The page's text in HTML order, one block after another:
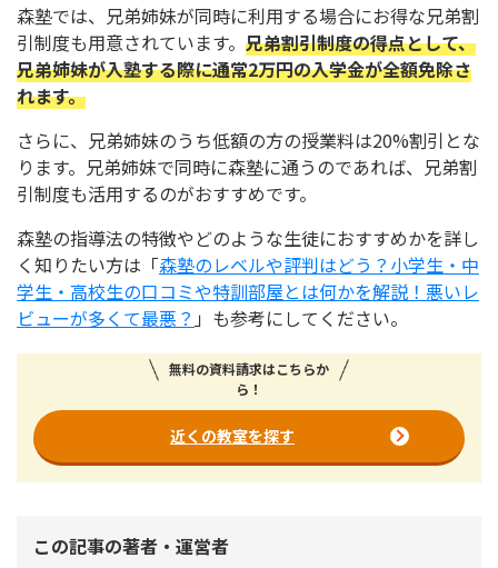
森塾では、兄弟姉妹が同時に利用する場合にお得な兄弟割
引制度も用意されています。 兄弟割引制度の得点として、
兄弟姉妹が入塾する際に通常2万円の入学金が全額免除さ
れます。
さらに、兄弟姉妹のうち低額の方の授業料は20%割引とな
ります。兄弟姉妹で同時に森塾に通うのであれば、兄弟割
引制度も活用するのがおすすめです。
森塾の指導法の特徴やどのような生徒におすすめかを詳し
く知りたい方は「森塾のレベルや評判はどう？小学生・中
学生・高校生の口コミや特訓部屋とは何かを解説！悪いレ
ビューが多くて最悪？ 」も参考にしてください。
無料の資料請求はこちらか
ら！
近くの教室を探す
この記事の著者・運営者